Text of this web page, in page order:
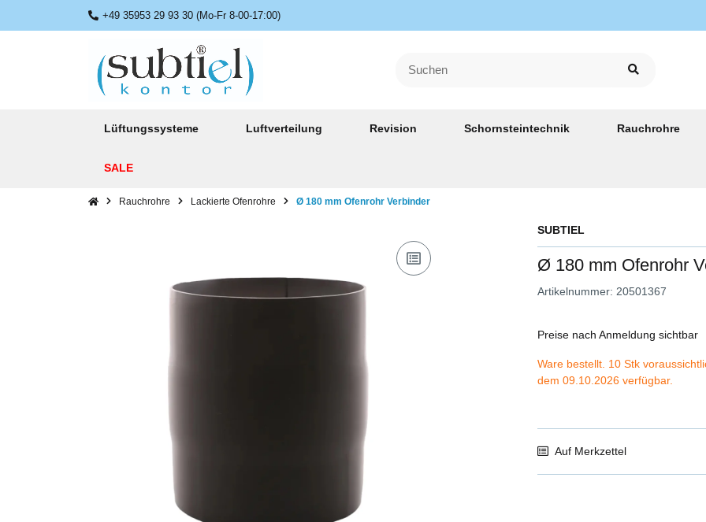
+49 35953 29 93 30 (Mo-Fr 8-00-17:00)
Lüftungssysteme Luftverteilung Revision Schornsteintechnik Rauchrohre
SALE
Rauchrohre Lackierte Ofenrohre Ø 180 mm Ofenrohr Verbinder
SUBTIEL
Ø 180 mm Ofenrohr
Artikelnummer: 20501367
Preise nach Anmeldung sichtbar
Ware bestellt. 10 Stk
dem 09.10.2026 verfügbar.
Auf Merkzettel